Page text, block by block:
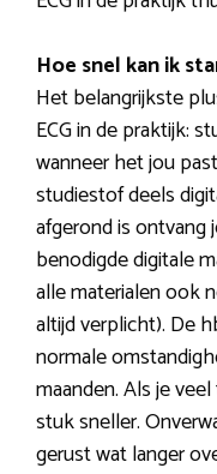
Hoe snel kan ik
Het belangrijkste
ECG in de praktijk:
wanneer het jou
studiestof deels
afgerond is ontvang
benodigde digitale
alle materialen ook
altijd verplicht). De
normale
maanden. Als je
stuk sneller.
gerust wat langer